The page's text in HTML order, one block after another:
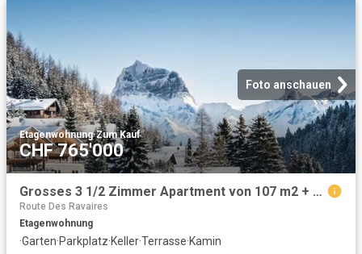
Foto anschauen
Etagenwohnung·Zum Kauf
CHF 765'000
Grosses 3 1/2 Zimmer Apartment von 107 m2 + Terrasse Garten von ca. 60 bis 100 m2 + 1 Parkplatz im Untergeschoss
Route Des Ravaires
Etagenwohnung
·Garten·Parkplatz·Keller·Terrasse·Kamin